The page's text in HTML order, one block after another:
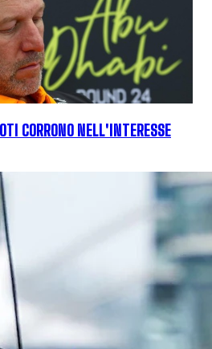
CORRONO NELL'INTERESSE